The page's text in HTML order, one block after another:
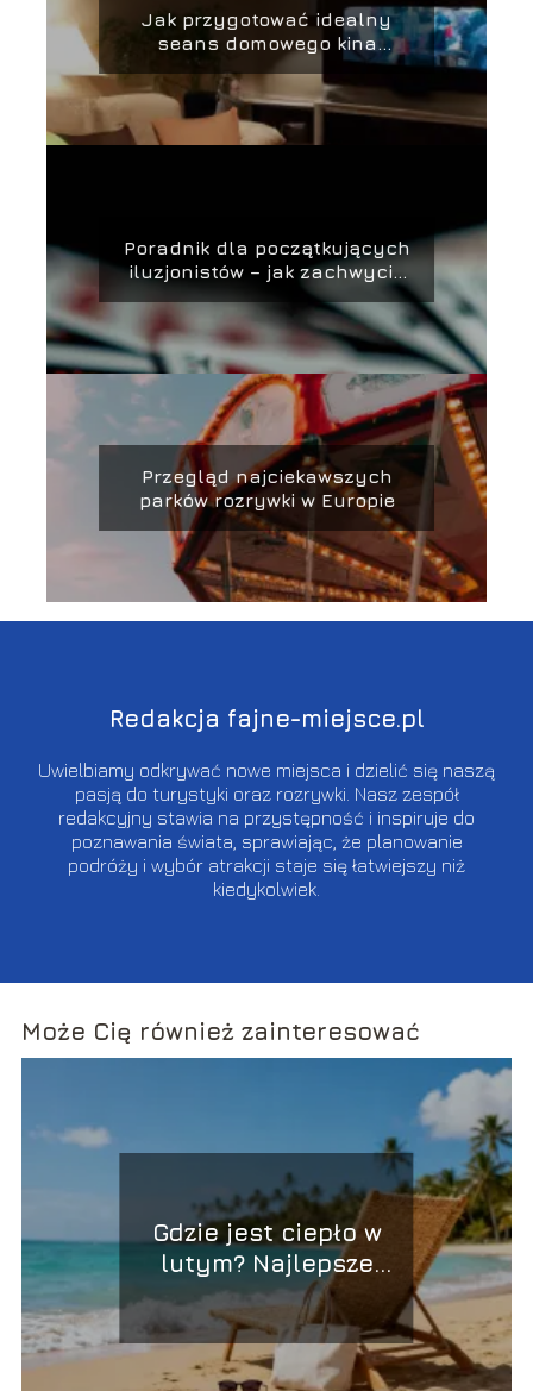
Jak przygotować idealny
seans domowego kina
domowego
Poradnik dla początkujących
iluzjonistów – jak zachwycić
publiczność
Przegląd najciekawszych
parków rozrywki w Europie
Redakcja fajne-miejsce.pl
Uwielbiamy odkrywać nowe miejsca i dzielić się naszą
pasją do turystyki oraz rozrywki. Nasz zespół
redakcyjny stawia na przystępność i inspiruje do
poznawania świata, sprawiając, że planowanie
podróży i wybór atrakcji staje się łatwiejszy niż
kiedykolwiek.
Może Cię również zainteresować
Gdzie jest ciepło w
lutym? Najlepsze
kierunki na wakacje